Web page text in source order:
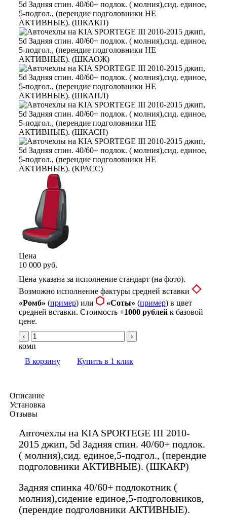
Цена
10 000 руб.
Цена указана за исполнение стандарт (на фото).
Возможно исполнение фактуры средней вставки
«Ромб» (пример) или «Соты» (пример) в цвет
средней вставки. Стоимость +1000 рублейк базовой
цене.
‹ ›
комп
В корзину
Купить в 1 клик
Описание
Установка
Отзывы
Авточехлы на KIA SPORTEGE III 2010-
2015 джип, 5d Задняя спин. 40/60+ подлок.
( молния),сид. единое,5-подгол., (перендие
подголовники АКТИВНЫЕ). (ШКАКР)
Задняя спинка 40/60+ подлокотник (
молния),сидение единое,5-подголовников,
(перендие подголовники АКТИВНЫЕ).